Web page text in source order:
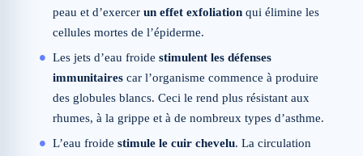
peau et d’exercer un effet exfoliation qui élimine les
cellules mortes de l’épiderme.
Les jets d’eau froide stimulent les défenses
immunitaires car l’organisme commence à produire
des globules blancs. Ceci le rend plus résistant aux
rhumes, à la grippe et à de nombreux types d’asthme.
L’eau froide stimule le cuir chevelu. La circulation